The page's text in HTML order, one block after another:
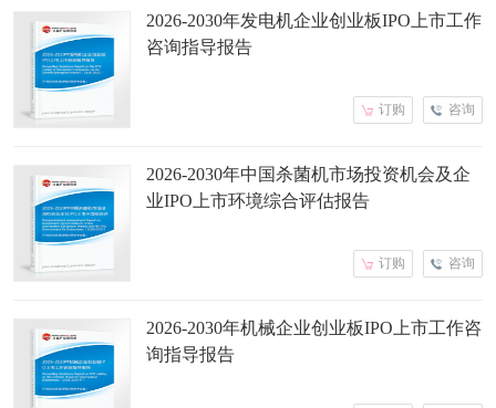
2026-2030年发电机企业创业板IPO上市工作
咨询指导报告
咨询
订购
2026-2030年中国杀菌机市场投资机会及企
业IPO上市环境综合评估报告
咨询
订购
2026-2030年机械企业创业板IPO上市工作咨
询指导报告